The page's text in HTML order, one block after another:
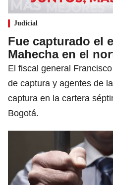
Judicial
Fue capturado el
Mahecha en el
El fiscal general
de captura y agentes de
captura en la cartera
Bogotá.